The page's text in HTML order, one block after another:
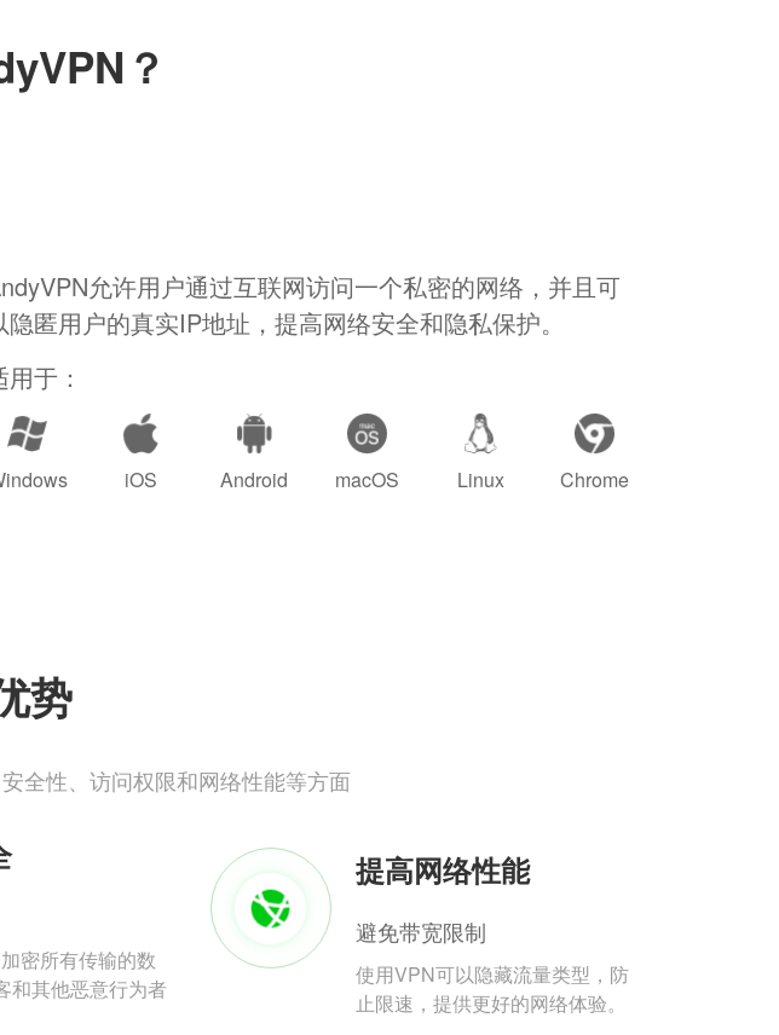
？
允许用户通过互联网访问一个私密的网络，并且可
隐匿用户的真实IP地址，提高网络安全和隐私保护。
用于：
iOS Android macOS Linux Chrome
势
全性、访问权限和网络性能等方面
密所有传输的数
和其他恶意行为者
提高网络性能
避免带宽限制
使用VPN可以隐藏流量类型，防
止限速，提供更好的网络体验。